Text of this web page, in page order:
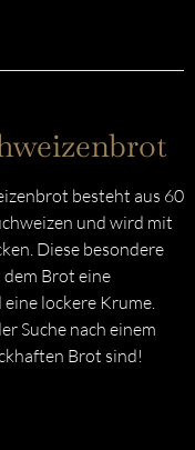
besteht aus 60
und wird mit
Diese besondere
Brot eine
lockere Krume.
Suche nach einem
Brot sind!